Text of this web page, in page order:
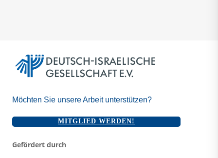
Möchten Sie unsere Arbeit unterstützen?
MITGLIED WERDEN!
Gefördert durch